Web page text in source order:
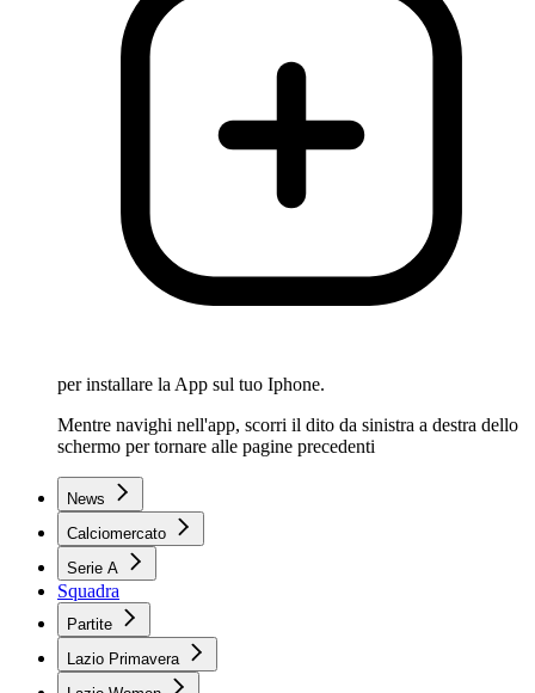
per installare la App sul tuo Iphone.
Mentre navighi nell'app, scorri il dito da sinistra a destra dello
schermo per tornare alle pagine precedenti
News
Calciomercato
Serie A
Squadra
Partite
Lazio Primavera